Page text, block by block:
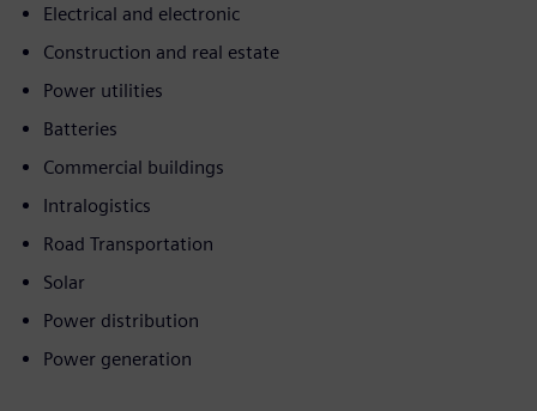
Electrical and electronic
Construction and real estate
Power utilities
Batteries
Commercial buildings
Intralogistics
Road Transportation
Solar
Power distribution
Power generation